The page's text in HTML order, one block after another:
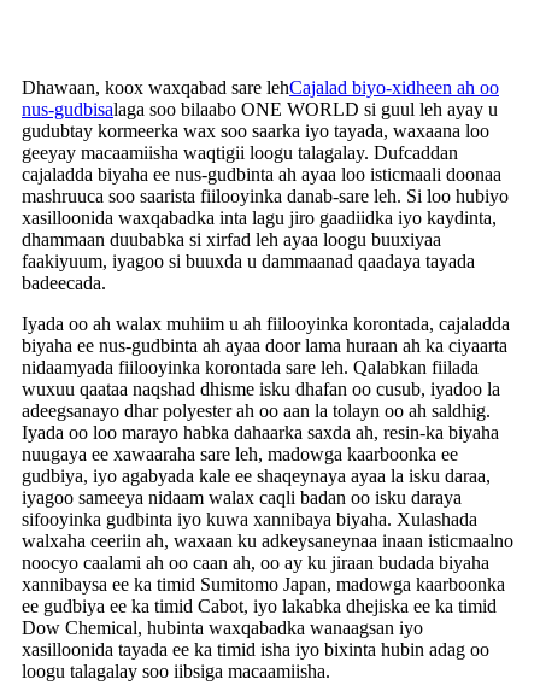
Dhawaan, koox waxqabad sare lehCajalad biyo-xidheen ah oo
nus-gudbisalaga soo bilaabo ONE WORLD si guul leh ayay u
gudubtay kormeerka wax soo saarka iyo tayada, waxaana loo
geeyay macaamiisha waqtigii loogu talagalay. Dufcaddan
cajaladda biyaha ee nus-gudbinta ah ayaa loo isticmaali doonaa
mashruuca soo saarista fiilooyinka danab-sare leh. Si loo hubiyo
xasilloonida waxqabadka inta lagu jiro gaadiidka iyo kaydinta,
dhammaan duubabka si xirfad leh ayaa loogu buuxiyaa
faakiyuum, iyagoo si buuxda u dammaanad qaadaya tayada
badeecada.
Iyada oo ah walax muhiim u ah fiilooyinka korontada, cajaladda
biyaha ee nus-gudbinta ah ayaa door lama huraan ah ka ciyaarta
nidaamyada fiilooyinka korontada sare leh. Qalabkan fiilada
wuxuu qaataa naqshad dhisme isku dhafan oo cusub, iyadoo la
adeegsanayo dhar polyester ah oo aan la tolayn oo ah saldhig.
Iyada oo loo marayo habka dahaarka saxda ah, resin-ka biyaha
nuugaya ee xawaaraha sare leh, madowga kaarboonka ee
gudbiya, iyo agabyada kale ee shaqeynaya ayaa la isku daraa,
iyagoo sameeya nidaam walax caqli badan oo isku daraya
sifooyinka gudbinta iyo kuwa xannibaya biyaha. Xulashada
walxaha ceeriin ah, waxaan ku adkeysaneynaa inaan isticmaalno
noocyo caalami ah oo caan ah, oo ay ku jiraan budada biyaha
xannibaysa ee ka timid Sumitomo Japan, madowga kaarboonka
ee gudbiya ee ka timid Cabot, iyo lakabka dhejiska ee ka timid
Dow Chemical, hubinta waxqabadka wanaagsan iyo
xasilloonida tayada ee ka timid isha iyo bixinta hubin adag oo
loogu talagalay soo iibsiga macaamiisha.